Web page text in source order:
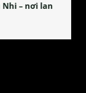
– nơi lan